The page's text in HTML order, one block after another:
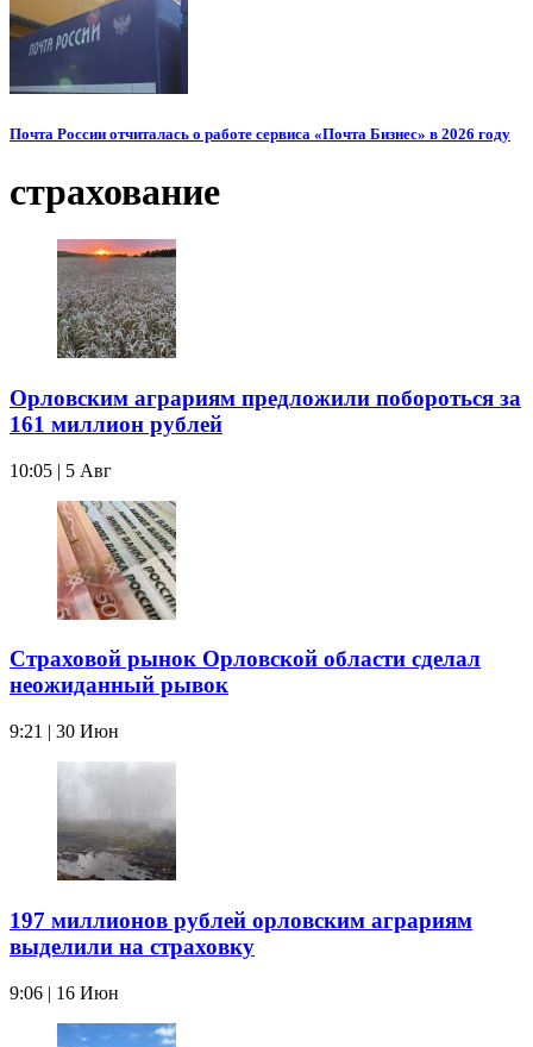
Почта России отчиталась о работе сервиса «Почта Бизнес» в 2026 году
страхование
Орловским аграриям предложили побороться за
161 миллион рублей
10:05 | 5 Авг
Страховой рынок Орловской области сделал
неожиданный рывок
9:21 | 30 Июн
197 миллионов рублей орловским аграриям
выделили на страховку
9:06 | 16 Июн